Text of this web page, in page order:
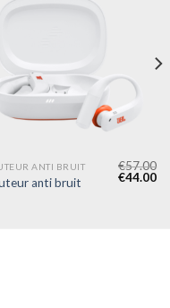
ANTI BRUIT
anti bruit
€57.00
€44.00